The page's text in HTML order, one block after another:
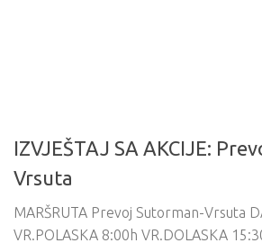
IZVJEŠTAJ SA AKCIJE:
Vrsuta
MARŠRUTA Prevoj Sutorman-Vrsuta
VR.POLASKA 8:00h VR.DOLASKA